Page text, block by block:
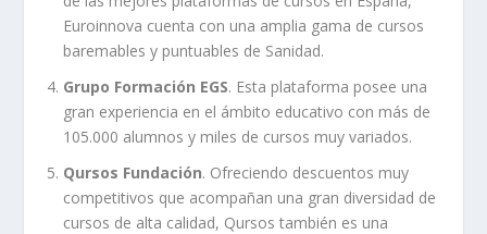
Euroinnova cuenta con una amplia gama de cursos
baremables y puntuables de Sanidad.
Grupo Formación EGS. Esta plataforma posee una
gran experiencia en el ámbito educativo con más de
105.000 alumnos y miles de cursos muy variados.
Qursos Fundación. Ofreciendo descuentos muy
competitivos que acompañan una gran diversidad de
cursos de alta calidad, Qursos también es una